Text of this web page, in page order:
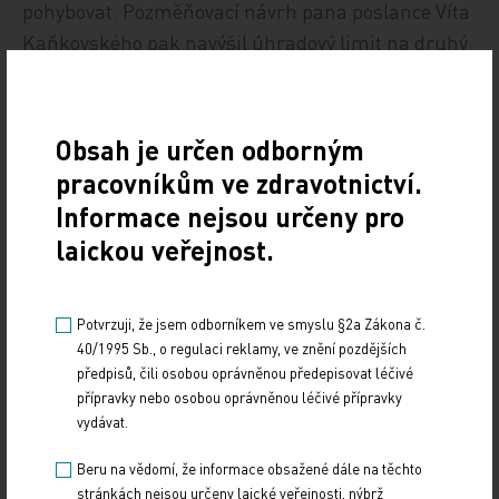
pohybovat. Pozměňovací návrh pana poslance Víta
Kaňkovského pak navýšil úhradový limit na druhý
poslancem a všemi dotčenými stranami, které
nakonec návrh podpořily. Není to tedy o
bezmyšlenkovitém licitování od sněmovního
řečnického pultíku.
pojištěnce se obecně nehradí, a to z několika
důvodů. Na skryté výrobní vady se standardně
vztahuje zákonná odpovědnost za vady podle
občanského zákoníku, popřípadě i smluvní
jdou pak zcela logicky k tíži pojištěnce. Určitou
Obsah je určen odborným
pracovníkům ve zdravotnictví.
Informace nejsou určeny pro
laickou veřejnost.
Potvrzuji, že jsem odborníkem ve smyslu §2a Zákona č.
40/1995 Sb., o regulaci reklamy, ve znění pozdějších
předpisů, čili osobou oprávněnou předepisovat léčivé
přípravky nebo osobou oprávněnou léčivé přípravky
vydávat.
Beru na vědomí, že informace obsažené dále na těchto
stránkách nejsou určeny laické veřejnosti, nýbrž